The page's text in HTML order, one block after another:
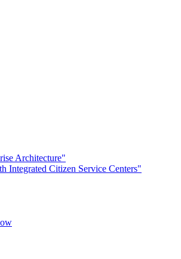
Architecture"
Integrated Citizen Service Centers"